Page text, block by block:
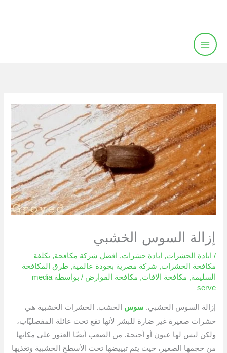
المحتوى
إزالة السوس الخشبي
/ ابادة الحشرات, ابادة حشرات, افضل شركة مكافحة,تكلفة
مكافحة الحشرات, شركة مصرية بجودة عالمية, طرق المكافحة
السليمة, مكافحة الافات, مكافحة القوارض / بواسطة media
serve
إزالة السوس الخشبي. سوس الخشب. الحشرات الخشبية هي
حشرات صغيرة غير ضارة للبشر لأنها تقع تحت عائلة المفصليّاتِ،
ولكن ليس لها عيون أو أجنحة. من الصعب أيضًا العثور على مكانها
من حجمها الصغير، حيث يتم تبييضها تحت الأسطح الخشبية وتغذيها